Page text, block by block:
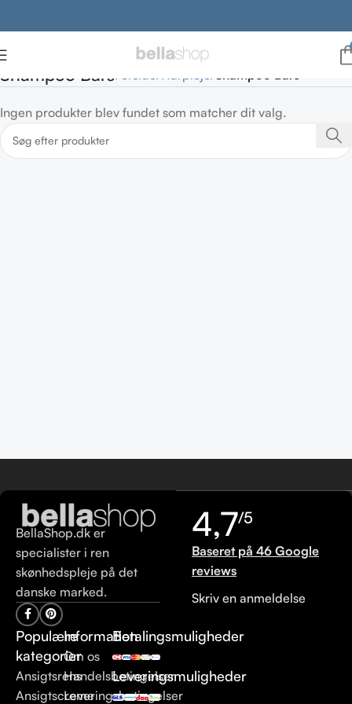
Shampoo Bars
Ingen produkter blev fundet som matcher dit valg.
BellaShop.dk er
specialister i ren
skønhedspleje på det
danske marked.
Populære
kategorier
Ansigtsrens
Ansigtscreme
Information
Om os
Handelsbetingelser
Leveringsbetingelser
Betalingsmuligheder
Leveringsmuligheder
4,7/5
Baseret på 46 Google
reviews
Skriv en anmeldelse